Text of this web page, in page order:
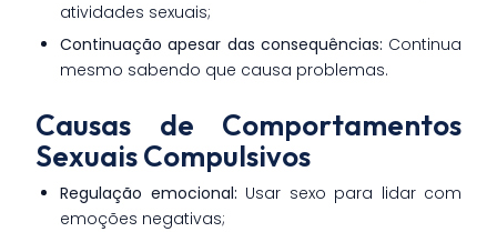
atividades sexuais;
Continuação apesar das consequências: Continua
mesmo sabendo que causa problemas.
Causas de Comportamentos
Sexuais Compulsivos
Regulação emocional: Usar sexo para lidar com
emoções negativas;